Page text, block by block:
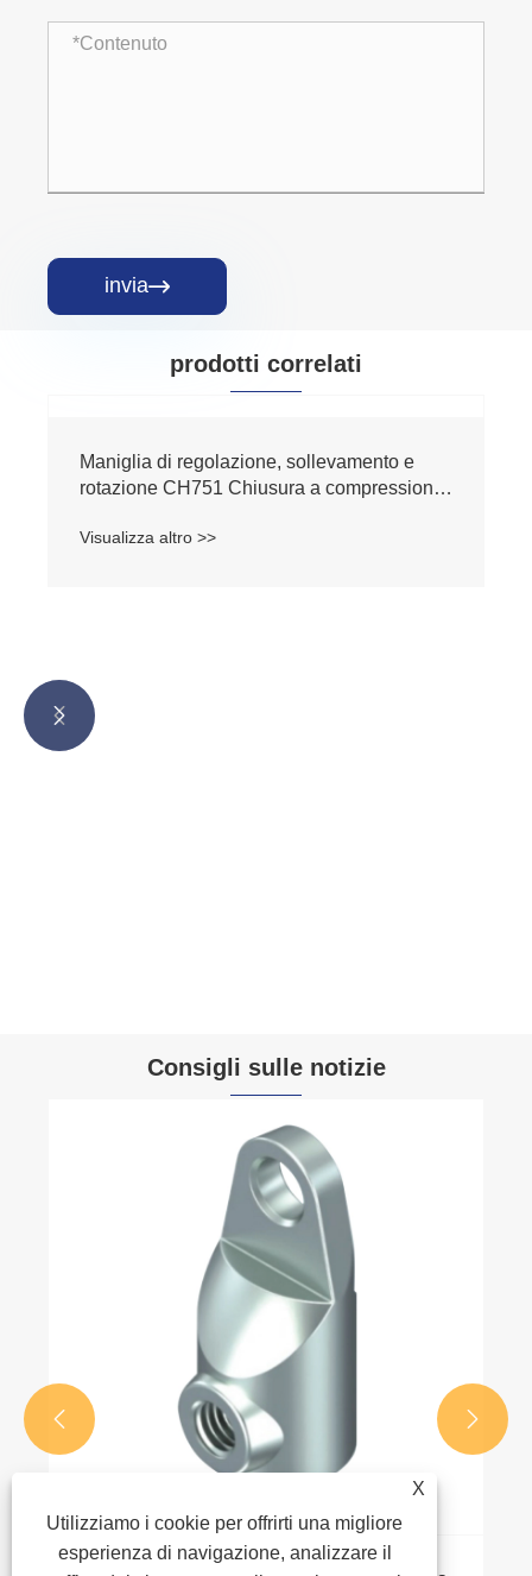
invia
prodotti correlati
Maniglia di regolazione, sollevamento e
rotazione CH751 Chiusura a compressione
Visualizza altro >>


Consigli sulle notizie
 
X
Utilizziamo i cookie per offrirti una migliore
esperienza di navigazione, analizzare il